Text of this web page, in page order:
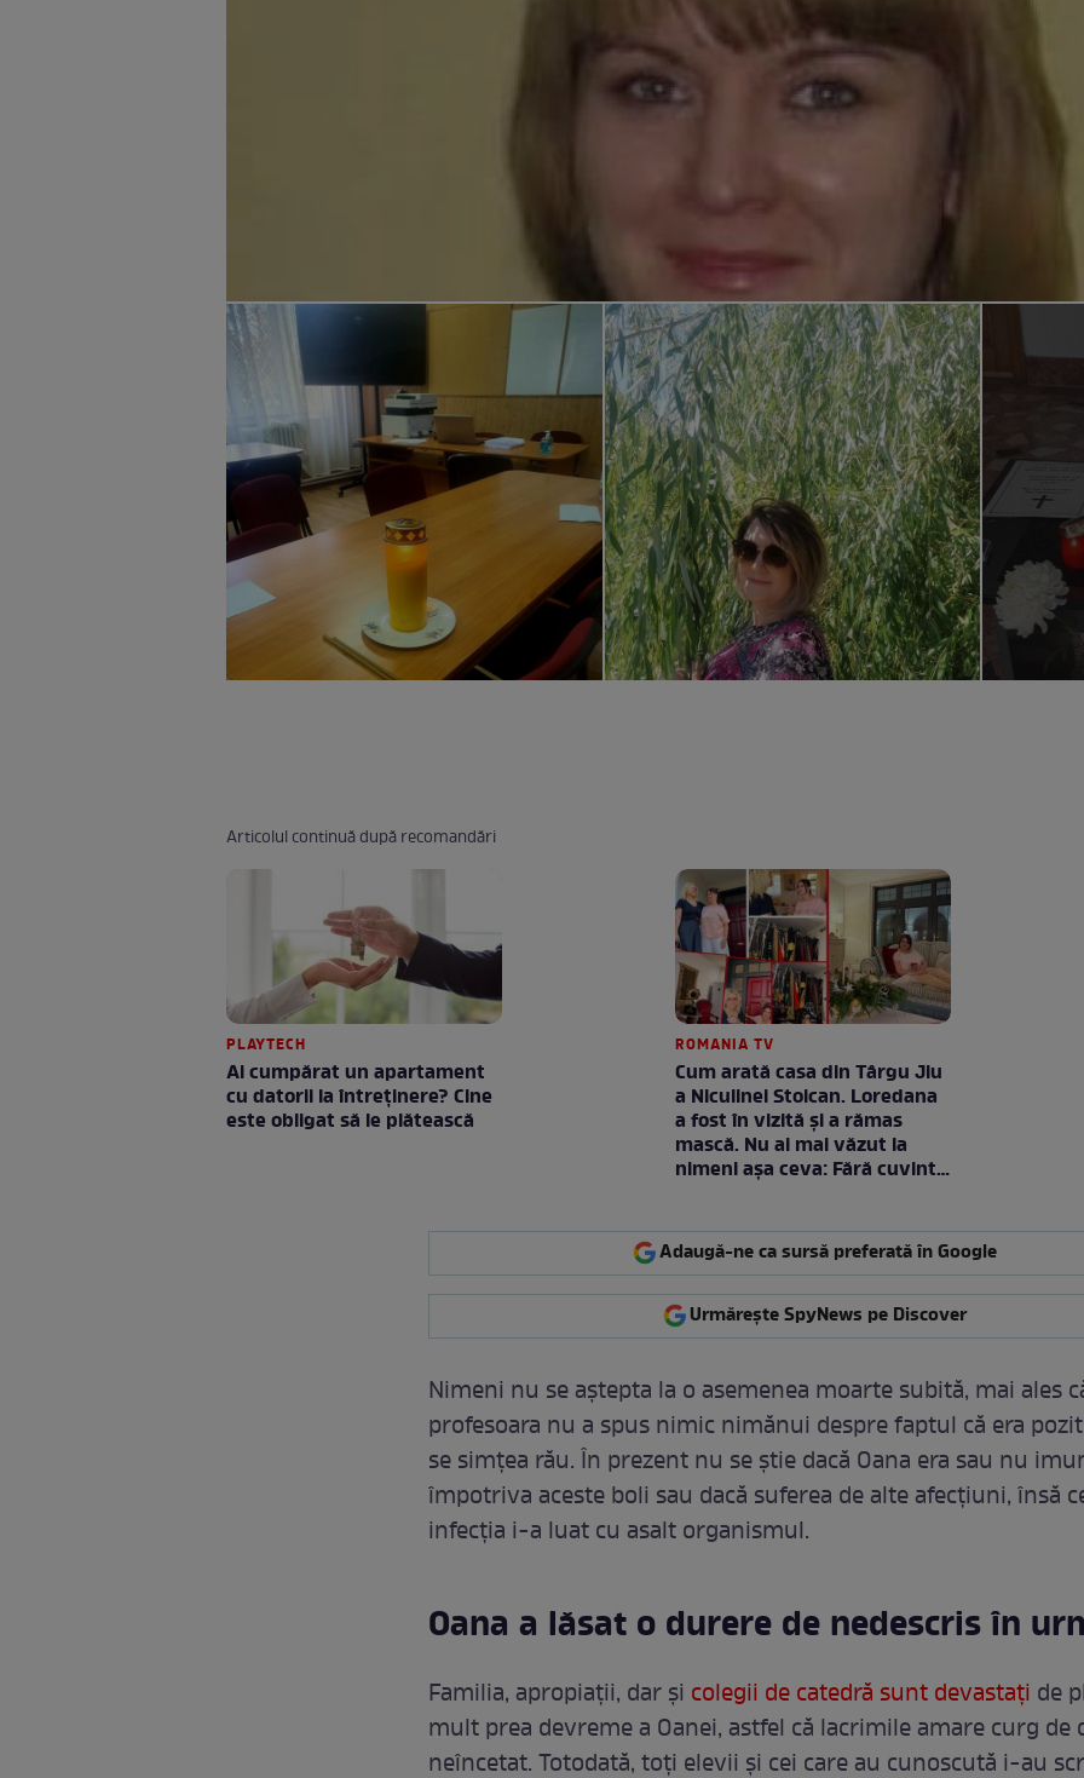
Articolul continuă după recomandări
PLAYTECH
Ai cumpărat un apartament
cu datorii la întreținere? Cine
este obligat să le plătească
ROMANIA TV
Cum arată casa din Târgu Jiu
a Niculinei Stoican. Loredana
a fost în vizită și a rămas
mască. Nu ai mai văzut la
nimeni așa ceva: Fără cuvinte
Adaugă-ne ca sursă preferată în Google
Urmărește SpyNews pe Discover
Nimeni nu se aștepta la o asemenea moarte subită, mai ales
profesoara nu a spus nimic nimănui despre faptul că era
se simțea rău. În prezent nu se știe dacă Oana era sau nu
împotriva aceste boli sau dacă suferea de alte afecțiuni, însă
infecția i-a luat cu asalt organismul.
Oana a lăsat o durere de nedescris în
Familia, apropiații, dar și colegii de catedră sunt devastați de
mult prea devreme a Oanei, astfel că lacrimile amare curg de
neîncetat. Totodată, toți elevii și cei care au cunoscută i-au